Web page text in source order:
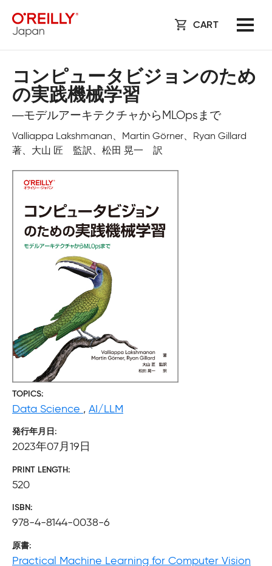
CART
コンピュータビジョンのため
の実践機械学習
―モデルアーキテクチャからMLOpsまで
Valliappa Lakshmanan、Martin Görner、Ryan Gillard
著、大山 匠 監訳、松田 晃一 訳
TOPICS
Data Science , AI/LLM
発行年月日
2023年07月19日
PRINT LENGTH
520
ISBN
978-4-8144-0038-6
原書
Practical Machine Learning for Computer Vision